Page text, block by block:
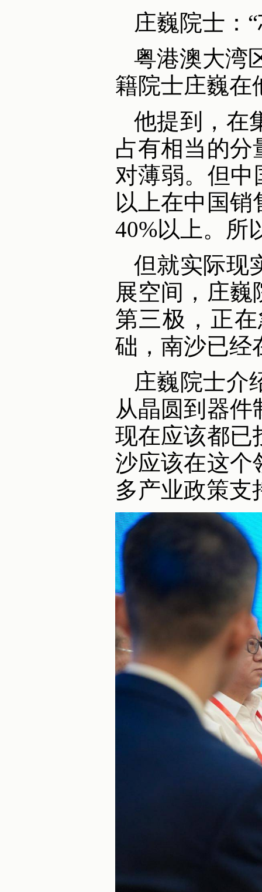
庄巍院士：
粤港澳大湾
籍院士庄巍在
他提到，在
占有相当的分
对薄弱。但中
以上在中国
40%以上。所
但就实际现
展空间，庄
第三极，正
础，南沙已经
庄巍院士介
从晶圆到器
现在应该都已
沙应该在这个
多产业政策支